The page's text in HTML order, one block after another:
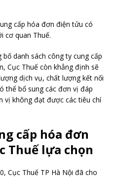
cấp hóa đơn điện tửu có
cơ quan Thuế.
danh sách công ty cung cấp
Cục Thuế còn khẳng định sẽ
dịch vụ, chất lượng kết nối
thể bổ sung các đơn vị đáp
vị không đạt được các tiêu chí
cấp hóa đơn
Thuế lựa chọn
Cục Thuế TP Hà Nội đã cho